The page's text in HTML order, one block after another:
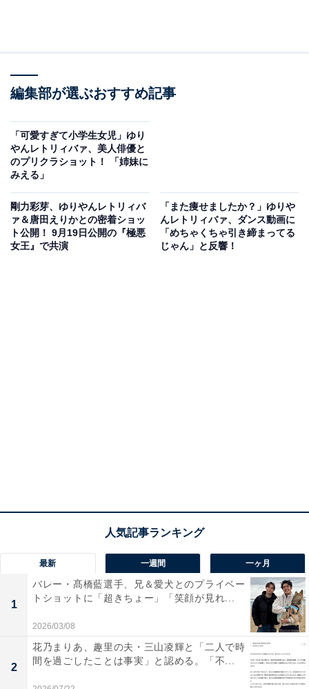
編集部が選ぶおすすめ記事
「可愛すぎて小学生女児」ゆり
やんレトリィバァ、美人俳優と
のプリクラショット！ 「姉妹に
みえる」
剛力彩芽、ゆりやんレトリィバ
ァ＆唐田えりかとの密着ショッ
ト公開！ 9月19日公開の『極悪
女王』で共演
「また痩せましたか？」ゆりや
んレトリィバァ、ダンス動画に
「めちゃくちゃ引き締まってる
じゃん」と反響！
最新 一週間 一ヶ月
1
バレー・髙橋藍選手、兄＆愛犬とのプライベー
トショットに「超きちょー」「笑顔が見れ...
2026/03/08
2
花乃まりあ、趣里の夫・三山凌輝と「二人で時
間を過ごしたことは事実」と認める。「不...